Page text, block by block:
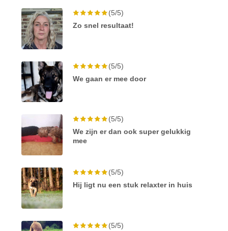
(5/5)
Zo snel resultaat!
(5/5)
We gaan er mee door
(5/5)
We zijn er dan ook super gelukkig
mee
(5/5)
Hij ligt nu een stuk relaxter in huis
(5/5)